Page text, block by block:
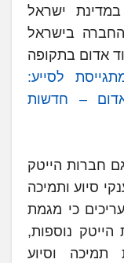
ישראל
בישראל
אדום בתקופה
לסייע:
– חדשות
חברות הייטק
סיוע ותמיכה
כי מגמת
הייטק נוספות,
תמיכה וסיוע